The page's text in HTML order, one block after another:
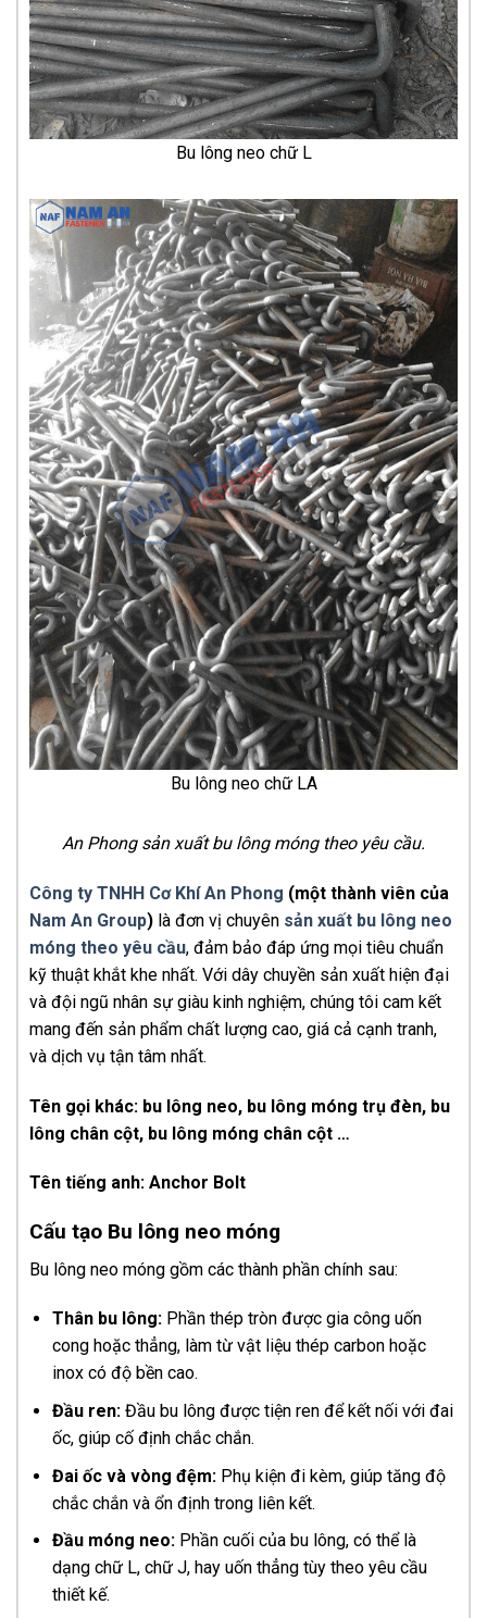
Bu lông neo chữ L
Bu lông neo chữ LA
An Phong sản xuất bu lông móng theo yêu cầu.
Công ty TNHH Cơ Khí An Phong (một thành viên của
Nam An Group) là đơn vị chuyên sản xuất bu lông neo
móng theo yêu cầu, đảm bảo đáp ứng mọi tiêu chuẩn
kỹ thuật khắt khe nhất. Với dây chuyền sản xuất hiện đại
và đội ngũ nhân sự giàu kinh nghiệm, chúng tôi cam kết
mang đến sản phẩm chất lượng cao, giá cả cạnh tranh,
và dịch vụ tận tâm nhất.
Tên gọi khác: bu lông neo, bu lông móng trụ đèn, bu
lông chân cột, bu lông móng chân cột …
Tên tiếng anh: Anchor Bolt
Cấu tạo Bu lông neo móng
Bu lông neo móng gồm các thành phần chính sau:
Thân bu lông:Phần thép tròn được gia công uốn
cong hoặc thẳng, làm từ vật liệu thép carbon hoặc
inox có độ bền cao.
Đầu ren:Đầu bu lông được tiện ren để kết nối với đai
ốc, giúp cố định chắc chắn.
Đai ốc và vòng đệm:Phụ kiện đi kèm, giúp tăng độ
chắc chắn và ổn định trong liên kết.
Đầu móng neo:Phần cuối của bu lông, có thể là
dạng chữ L, chữ J, hay uốn thẳng tùy theo yêu cầu
thiết kế.